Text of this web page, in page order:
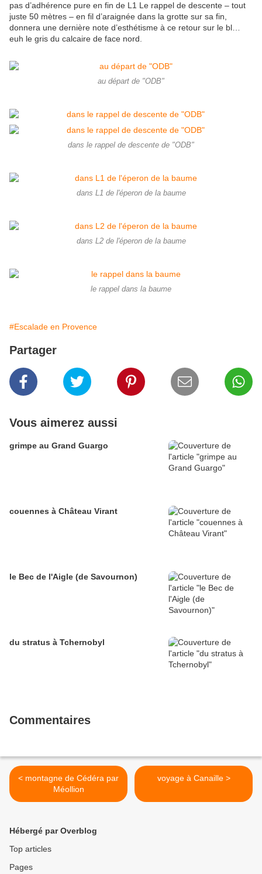
pas d’adhérence pure en fin de L1 Le rappel de descente – tout
juste 50 mètres – en fil d’araignée dans la grotte sur sa fin,
donnera une dernière note d’esthétisme à ce retour sur le bl…
euh le gris du calcaire de face nord.
au départ de "ODB"
dans le rappel de descente de "ODB"
dans L1 de l'éperon de la baume
dans L2 de l'éperon de la baume
le rappel dans la baume
#Escalade en Provence
Partager
Vous aimerez aussi
grimpe au Grand Guargo
couennes à Château Virant
le Bec de l'Aigle (de Savournon)
du stratus à Tchernobyl
Commentaires
< montagne de Cédéra par
Méollion
voyage à Canaille >
Hébergé par Overblog
Top articles
Pages